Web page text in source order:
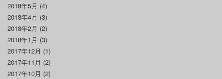
2018年5月 (4)
2018年4月 (3)
2018年2月 (2)
2018年1月 (3)
2017年12月 (1)
2017年11月 (2)
2017年10月 (2)